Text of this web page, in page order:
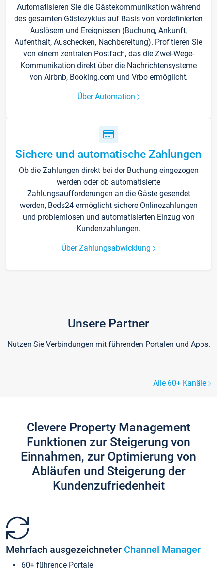
Automatisieren Sie die Gästekommunikation während
des gesamten Gästezyklus auf Basis von vordefinierten
Auslösern und Ereignissen (Buchung, Ankunft,
Aufenthalt, Auschecken, Nachbereitung). Profitieren Sie
von einem zentralen Postfach, das die Zwei-Wege-
Kommunikation direkt über die Nachrichtensysteme
von Airbnb, Booking.com und Vrbo ermöglicht.
Über Automation
Sichere und automatische Zahlungen
Ob die Zahlungen direkt bei der Buchung eingezogen
werden oder ob automatisierte
Zahlungsaufforderungen an die Gäste gesendet
werden, Beds24 ermöglicht sichere Onlinezahlungen
und problemlosen und automatisierten Einzug von
Kundenzahlungen.
Über Zahlungsabwicklung
Unsere Partner
Nutzen Sie Verbindungen mit führenden Portalen und Apps.
Alle 60+ Kanäle
Clevere Property Management
Funktionen zur Steigerung von
Einnahmen, zur Optimierung von
Abläufen und Steigerung der
Kundenzufriedenheit
Mehrfach ausgezeichneter Channel Manager
60+ führende Portale